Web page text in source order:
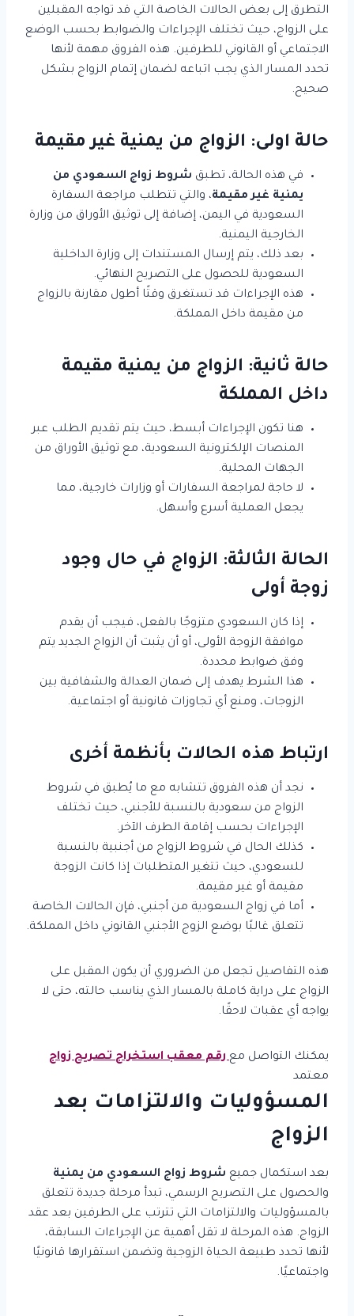
التطرق إلى بعض الحالات الخاصة التي قد تواجه المقبلين
على الزواج، حيث تختلف الإجراءات والضوابط بحسب الوضع
الاجتماعي أو القانوني للطرفين. هذه الفروق مهمة لأنها
تحدد المسار الذي يجب اتباعه لضمان إتمام الزواج بشكل
صحيح.
حالة اولى: الزواج من يمنية غير مقيمة
في هذه الحالة، تطبق شروط زواج السعودي من
يمنية غير مقيمة، والتي تتطلب مراجعة السفارة
السعودية في اليمن، إضافة إلى توثيق الأوراق من وزارة
الخارجية اليمنية.
بعد ذلك، يتم إرسال المستندات إلى وزارة الداخلية
السعودية للحصول على التصريح النهائي.
هذه الإجراءات قد تستغرق وقتًا أطول مقارنة بالزواج
من مقيمة داخل المملكة.
حالة ثانية: الزواج من يمنية مقيمة
داخل المملكة
هنا تكون الإجراءات أبسط، حيث يتم تقديم الطلب عبر
المنصات الإلكترونية السعودية، مع توثيق الأوراق من
الجهات المحلية.
لا حاجة لمراجعة السفارات أو وزارات خارجية، مما
يجعل العملية أسرع وأسهل.
الحالة الثالثة: الزواج في حال وجود
زوجة أولى
إذا كان السعودي متزوجًا بالفعل، فيجب أن يقدم
موافقة الزوجة الأولى، أو أن يثبت أن الزواج الجديد يتم
وفق ضوابط محددة.
هذا الشرط يهدف إلى ضمان العدالة والشفافية بين
الزوجات، ومنع أي تجاوزات قانونية أو اجتماعية.
ارتباط هذه الحالات بأنظمة أخرى
نجد أن هذه الفروق تتشابه مع ما يُطبق في شروط
الزواج من سعودية بالنسبة للأجنبي، حيث تختلف
الإجراءات بحسب إقامة الطرف الآخر.
كذلك الحال في شروط الزواج من أجنبية بالنسبة
للسعودي، حيث تتغير المتطلبات إذا كانت الزوجة
مقيمة أو غير مقيمة.
أما في زواج السعودية من أجنبي، فإن الحالات الخاصة
تتعلق غالبًا بوضع الزوج الأجنبي القانوني داخل المملكة.
هذه التفاصيل تجعل من الضروري أن يكون المقبل على
الزواج على دراية كاملة بالمسار الذي يناسب حالته، حتى لا
يواجه أي عقبات لاحقًا.
يمكنك التواصل معرقم معقب استخراج تصريح زواج
معتمد
المسؤوليات والالتزامات بعد
الزواج
بعد استكمال جميع شروط زواج السعودي من يمنية
والحصول على التصريح الرسمي، تبدأ مرحلة جديدة تتعلق
بالمسؤوليات والالتزامات التي تترتب على الطرفين بعد عقد
الزواج. هذه المرحلة لا تقل أهمية عن الإجراءات السابقة،
لأنها تحدد طبيعة الحياة الزوجية وتضمن استقرارها قانونيًا
واجتماعيًا.